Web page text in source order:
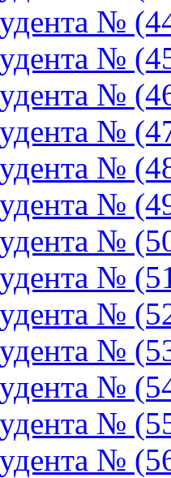
№
№
№
№
№
№
№
№
№
№
№
№
№